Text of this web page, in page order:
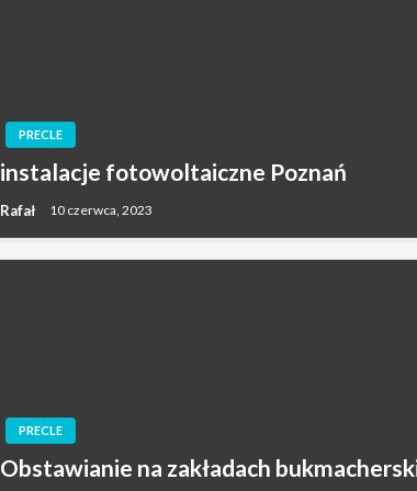
PRECLE
instalacje fotowoltaiczne Poznań
Rafał 10 czerwca, 2023
PRECLE
Obstawianie na zakładach